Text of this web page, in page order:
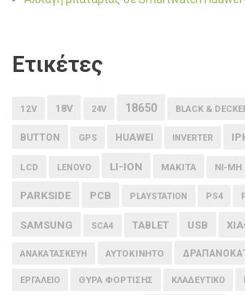
Ετικέτες
12V 18V 24V 18650 BLACK &
BUTTON GPS HUAWEI INVERTER
LCD LENOVO LI-ION MAKITA NI-MH
PARKSIDE PCB PLAYSTATION PS4
SAMSUNG SCA4 TABLET USB
ΑΝΑΚΑΤΑΣΚΕΥΗ ΑΥΤΟΚΙΝΗΤΟ
ΕΡΓΑΛΕΙΟ ΘΥΡΑ ΦΟΡΤΙΣΗΣ ΚΛΑΔΕΥΤΙΚΟ